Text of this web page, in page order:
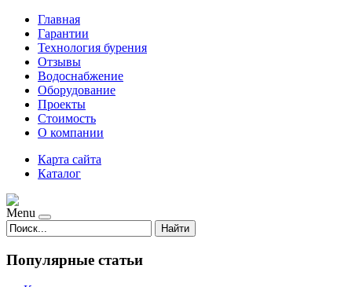
Главная
Гарантии
Технология бурения
Отзывы
Водоснабжение
Оборудование
Проекты
Стоимость
О компании
Карта сайта
Каталог
Menu
Найти
Популярные статьи